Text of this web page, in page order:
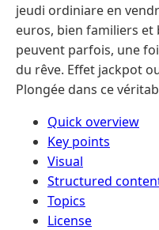
jeudi ordiniare en
euros, bien familiers et
peuvent parfois, une
du rêve. Effet jackpot
Plongée dans ce
Quick overview
Key points
Visual
Structured
Topics
License